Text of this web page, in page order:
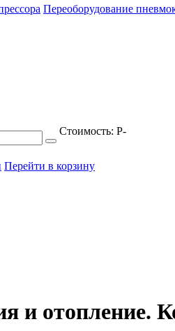
Переоборудование
Стоимость: Р-
Перейти в корзину
и отопление.